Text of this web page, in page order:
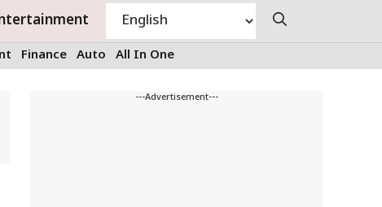
Finance Auto All In One
---Advertisement---